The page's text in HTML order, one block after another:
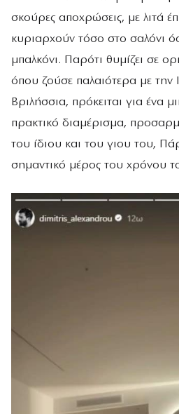
σκούρες αποχρώσεις, με λιτά
κυριαρχούν τόσο στο σαλόνι
μπαλκόνι. Παρότι θυμίζει σε
όπου ζούσε παλαιότερα με την
Βριλήσσια, πρόκειται για ένα
πρακτικό διαμέρισμα,
του ίδιου και του γιου του,
σημαντικό μέρος του χρόνου